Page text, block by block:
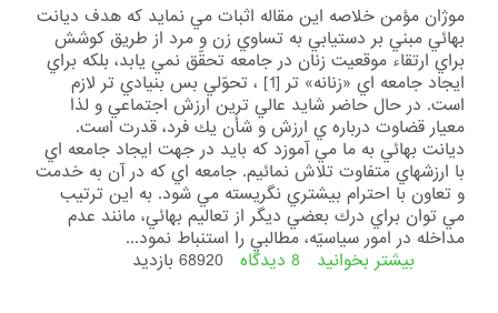
موژان مؤمن خلاصه اين مقاله اثبات مي نمايد كه هدف ديانت
بهائي مبني بر دستيابي به تساوي زن و مرد از طريق كوشش
براي ارتقاء موقعيت زنان در جامعه تحقّق نمي يابد،‌ بلكه براي
ايجاد جامعه اي «‌زنانه» تر [1] ، تحوّلي بس بنيادي تر لازم
است. در حال حاضر شايد عالي ترين ارزش اجتماعي و لذا
معيار قضاوت درباره ي ارزش و شأن يك فرد، قدرت است.
ديانت بهائي به ما مي آموزد كه بايد در جهت ايجاد جامعه اي
با ارزشهاي متفاوت تلاش نمائيم. جامعه اي كه در آن به خدمت
و تعاون با احترام بيشتري نگريسته مي شود. به اين ترتيب
مي توان براي درك بعضي ديگر از تعاليم بهائي،‌ مانند عدم
مداخله در امور سياسيّه،‌ مطالبي را استنباط نمود...
بیشتر بخوانید درباره
8 دیدگاه 68920 بازدید